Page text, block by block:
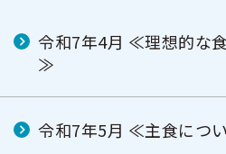
令和7年4月 ≪理想的な
≫
令和7年5月 ≪主食につ